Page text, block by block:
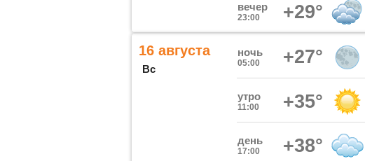
вечер
23:00 +29°
16 августа
Вс
ночь
05:00 +27°
утро
11:00 +35°
день
17:00 +38°